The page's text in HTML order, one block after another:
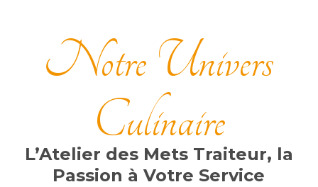
Notre Univers
Culinaire
L’Atelier des Mets Traiteur, la
Passion à Votre Service